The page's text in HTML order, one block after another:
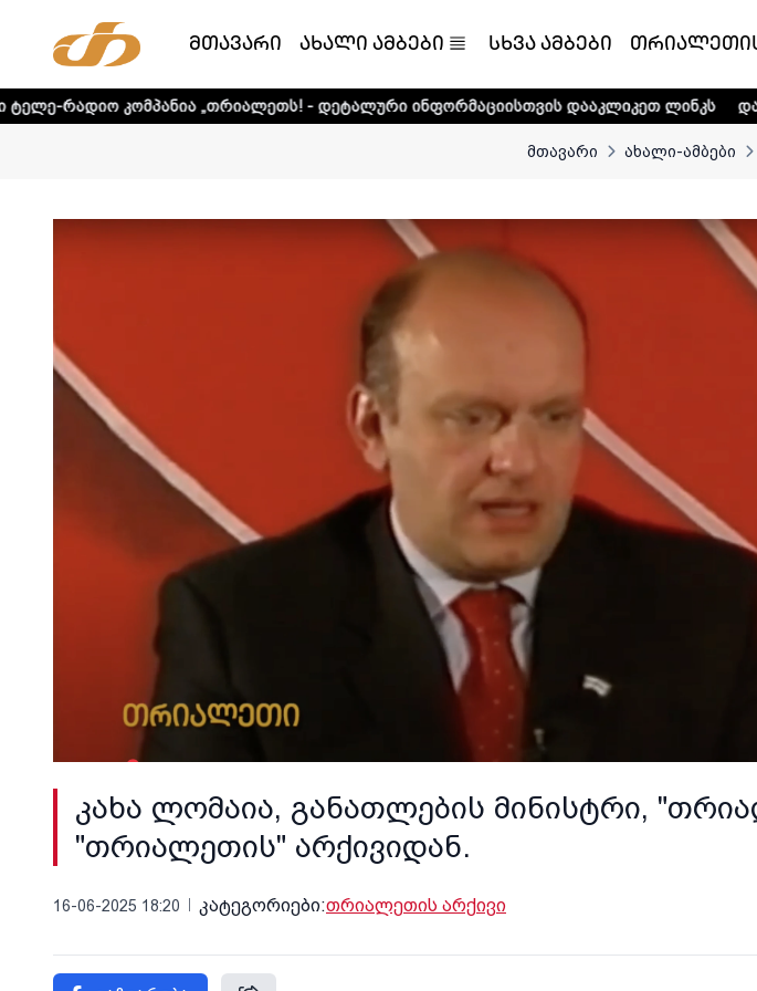
მთავარი ახალი ამბები სხვა ამბები
„თრიალეთს! - დეტალური ინფორმაციისთვის დააკლიკეთ ლინკს დაუდექით
მთავარი ახალი-ამბები
კახა ლომაია, განათლების მინისტრი,
"თრიალეთის" არქივიდან.
16-06-2025 18:20 კატეგორიები:თრიალეთის არქივი